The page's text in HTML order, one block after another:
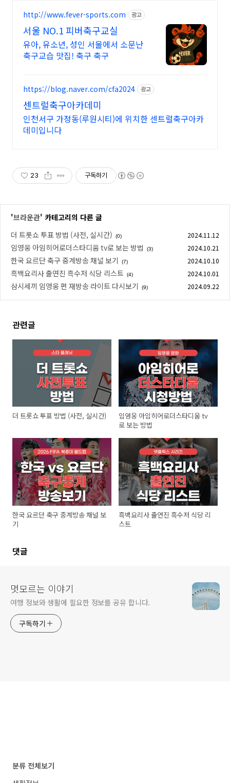
http://www.fever-sports.com 광고
서울 NO.1 피버축구교실
유아, 유소년, 성인 서울에서 소문난
축구교습 맛집! 축구 축구
https://blog.naver.com/cfa2024 광고
센트럴축구아카데미
인천서구 가정동(루원시티)에 위치한 센트럴축구아카
데미입니다
23 구독하기
'브라운관' 카테고리의 다른 글
더 트롯쇼 투표 방법 (사전, 실시간)
(0) 2024.11.12
임영웅 아임히어로더스타디움 tv로 보는 방법 (3) 2024.10.21
한국 요르단 축구 중계방송 채널 보기 (7) 2024.10.10
흑백요리사 출연진 흑수저 식당 리스트 (4) 2024.10.01
삼시세끼 임영웅 편 재방송 라이트 다시보기 (9) 2024.09.22
관련글
더 트롯쇼 투표 방법 (사전, 실시간)
임영웅 아임히어로더스타디움 tv
로 보는 방법
한국 요르단 축구 중계방송 채널 보
기
흑백요리사 출연진 흑수저 식당 리
스트
댓글
멋모르는 이야기
여행 정보와 생활에 필요한 정보를 공유 합니다.
구독하기
분류 전체보기